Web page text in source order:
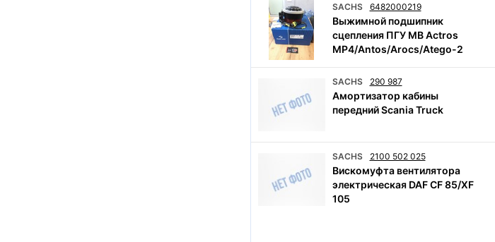
SACHS 6482000219
Выжимной подшипник
сцепления ПГУ MB Actros
MP4/Antos/Arocs/Atego-2
SACHS 290 987
Амортизатор кабины
передний Scania Truck
SACHS 2100 502 025
Вискомуфта вентилятора
электрическая DAF CF 85/XF
105